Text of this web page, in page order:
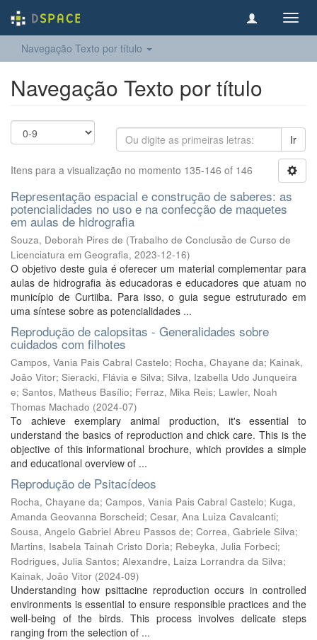
Navegação Texto por título
Navegação Texto por título
Ir
Itens para a visualização no momento 135-146 of 146
Representação espacial e construção de saberes: as
potencialidades no uso e na confecção de maquetes
em aulas de hidrografia
Souza, Deborah Pires de (Trabalho de Conclusão de Curso de
Licenciatura em Geografia, 2023-12-16)
O objetivo deste guia é oferecer um material complementar para
aulas de hidrografia às educadoras e educadores que atuam no
município de Curtiiba. Para isso, o guia segue estruturado em
uma síntese sobre as potencialidades ...
Reprodução de calopsitas - Generalidades sobre
cuidados com filhotes
Campos, Vania Pais Cabral Castelo; Rocha, Chayane da; Kainak,
João Vitor; Sieracki, Flávia e Silva; Silva, Izabella Udo Junqueira
e; Santos, Matheus Basílio; Ferraz, Mika Reis; Lawler, Noah
Thomas Machado (2024-07)
To achieve exemplary animal production, it's essential to
understand the basics of reproduction and chick care. This is the
objective of this informational brochure, which provides a simple
and educational overview of ...
Reprodução de Psitacídeos
Rocha, Chayane da; Campos, Vania Pais Cabral Castelo; Kuga,
Amanda Geovanna Borscheid; Cesar, Ana Luiza Cavalcanti;
Sousa, Angelo Gabriel Abreu Passos de; Correa, Gabriele Silva;
Martins, Isabela Tainah Cristo Doria; Rebeyka, Julia Forbeci;
Rodrigues, Julia Santos; Alexandre, Laiza Lorrandra da Silva;
Kainak, João Vitor (2024-09)
Understanding how psittacine reproduction occurs in controlled
environments is essential to ensure responsible practices and the
well-being of the birds. This process involves delicate steps
ranging from the selection of ...